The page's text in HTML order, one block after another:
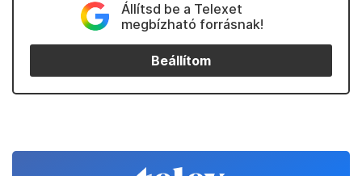
Állítsd be a Telexet
megbízható forrásnak!
Beállítom